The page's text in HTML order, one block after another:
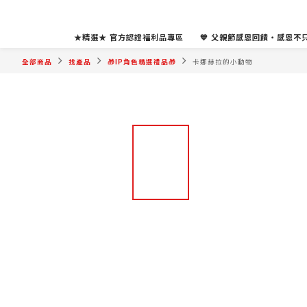
★精選★ 官方認證福利品專區 💙 父親節感恩回饋・感恩不
全部商品 找產品 🎁IP角色精選禮品🎁 卡娜赫拉的小動物